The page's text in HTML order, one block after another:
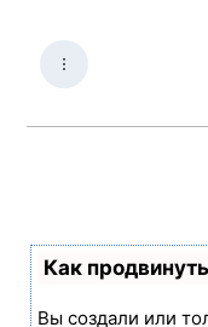
Как
Вы создали или